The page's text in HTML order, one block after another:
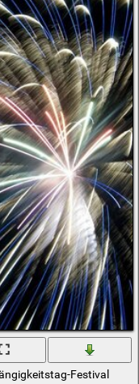
Festival